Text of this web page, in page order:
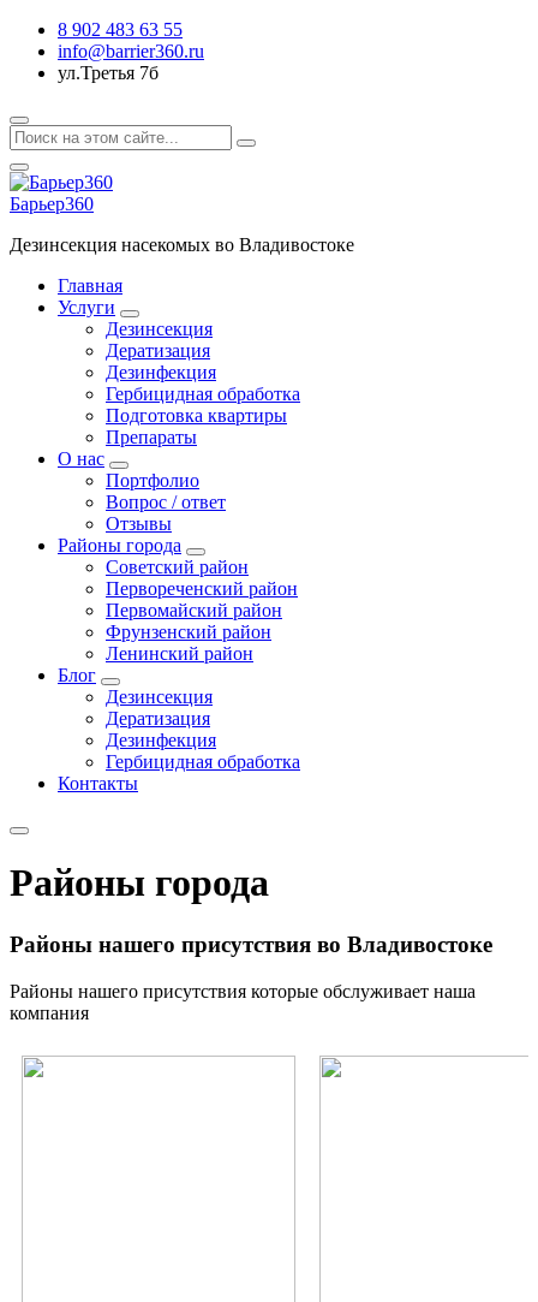
8 902 483 63 55
info@barrier360.ru
ул.Третья 7б
Барьер360
Дезинсекция насекомых во Владивостоке
Главная
Услуги
Дезинсекция
Дератизация
Дезинфекция
Гербицидная обработка
Подготовка квартиры
Препараты
О нас
Портфолио
Вопрос / ответ
Отзывы
Районы города
Советский район
Первореченский район
Первомайский район
Фрунзенский район
Ленинский район
Блог
Дезинсекция
Дератизация
Дезинфекция
Гербицидная обработка
Контакты
Районы города
Районы нашего присутствия во Владивостоке
Районы нашего присутствия которые обслуживает наша
компания